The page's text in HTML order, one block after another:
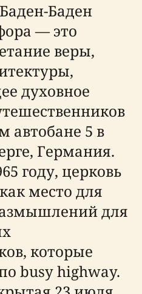
Баден
— это
веры,
духовное
автобане 5 в
Германия.
году, церковь
место для
для
которые
busy highway.